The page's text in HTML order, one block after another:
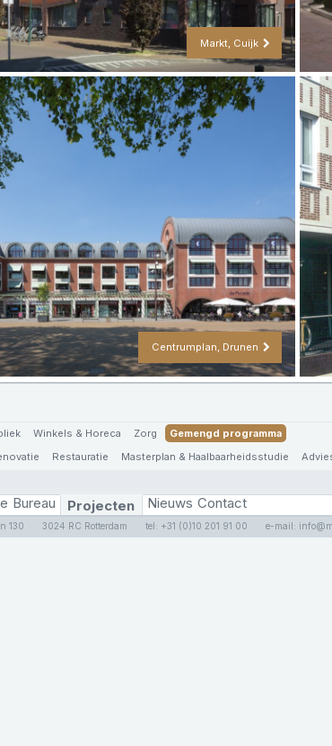
Bureau Projecten
Restauratie Masterplan & Haalbaarheidsstudie
Winkels & Horeca Zorg Gemengd programma
Nieuws Contact
130 3024 RC Rotterdam tel: +31 (0)10 201 91 00 e-mail:
Markt, Cuijk
Centrumplan, Drunen
e-mail: